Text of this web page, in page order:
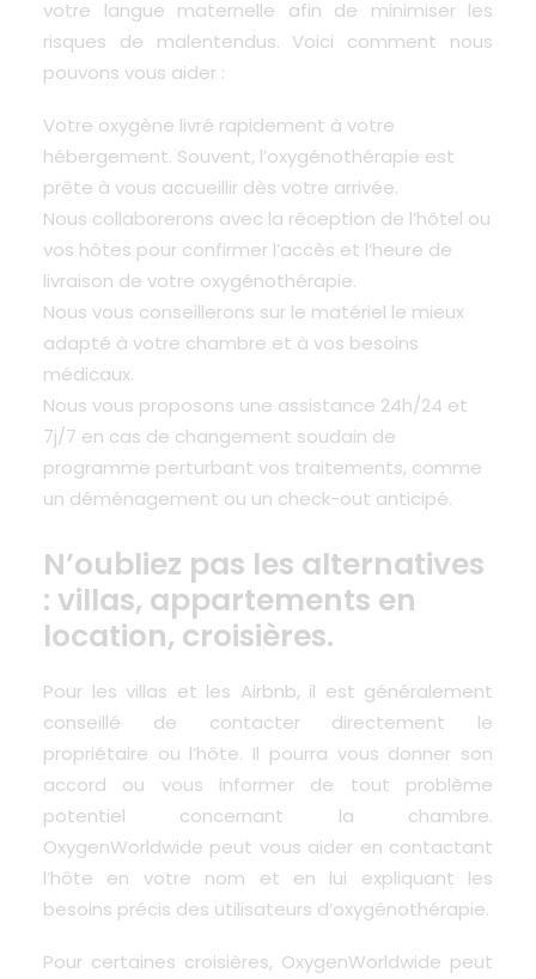
votre langue maternelle afin de minimiser les
risques de malentendus. Voici comment nous
pouvons vous aider :
Votre oxygène livré rapidement à votre
hébergement. Souvent, l’oxygénothérapie est
prête à vous accueillir dès votre arrivée.
Nous collaborerons avec la réception de l’hôtel ou
vos hôtes pour confirmer l’accès et l’heure de
livraison de votre oxygénothérapie.
Nous vous conseillerons sur le matériel le mieux
adapté à votre chambre et à vos besoins
médicaux.
Nous vous proposons une assistance 24h/24 et
7j/7 en cas de changement soudain de
programme perturbant vos traitements, comme
un déménagement ou un check-out anticipé.
N’oubliez pas les alternatives
: villas, appartements en
location, croisières.
Pour les villas et les Airbnb, il est généralement
conseillé de contacter directement le
propriétaire ou l’hôte. Il pourra vous donner son
accord ou vous informer de tout problème
potentiel concernant la chambre.
OxygenWorldwide peut vous aider en contactant
l’hôte en votre nom et en lui expliquant les
besoins précis des utilisateurs d’oxygénothérapie.
Pour certaines croisières, OxygenWorldwide peut